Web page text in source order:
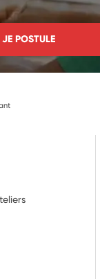
JE POSTULE